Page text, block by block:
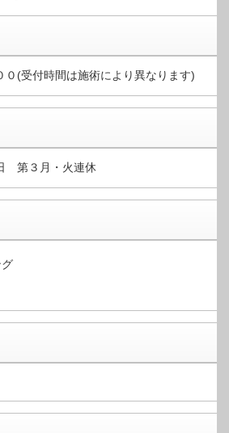
(受付時間は施術により異なります)
第３月・火連休